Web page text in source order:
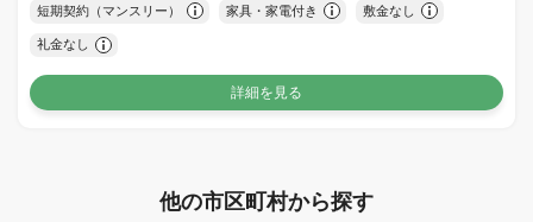
短期契約（マンスリー） 家具・家電付き 敷金なし
礼金なし
詳細を見る
他の市区町村から探す